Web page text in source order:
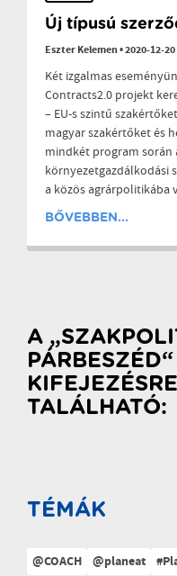
TÉMÁK
@COACH @planeat
A
PÁRBESZÉD“
TALÁLHATÓ:
Új típusú
Eszter Kelemen•2020-12-20
Két izgalmas
Contracts2.0 projekt
– EU-s szintű
magyar szakértőket és
mindkét program során
környezetgazdálkodási
a közös agrárpolitikába
BŐVEBBEN...